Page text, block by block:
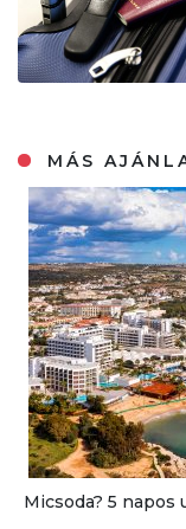
MÁS
Micsoda? 5 napos